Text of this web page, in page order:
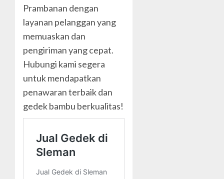
Prambanan dengan
layanan pelanggan yang
memuaskan dan
pengiriman yang cepat.
Hubungi kami segera
untuk mendapatkan
penawaran terbaik dan
gedek bambu berkualitas!